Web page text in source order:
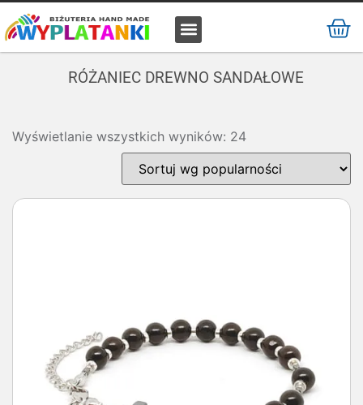
RÓŻANIEC DREWNO SANDAŁOWE
Wyświetlanie wszystkich wyników: 24